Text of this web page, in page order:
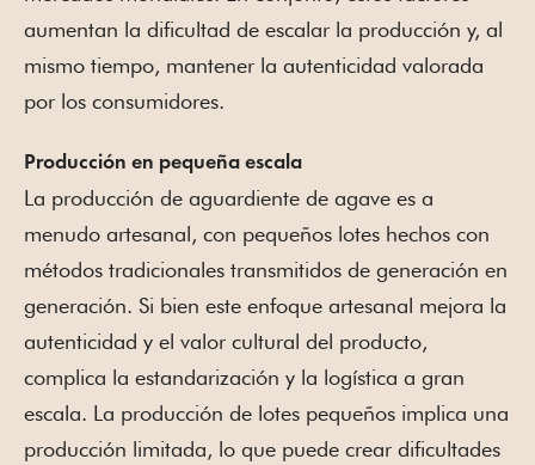
aumentan la dificultad de escalar la producción y, al
mismo tiempo, mantener la autenticidad valorada
por los consumidores.
Producción en pequeña escala
La producción de aguardiente de agave es a
menudo artesanal, con pequeños lotes hechos con
métodos tradicionales transmitidos de generación en
generación. Si bien este enfoque artesanal mejora la
autenticidad y el valor cultural del producto,
complica la estandarización y la logística a gran
escala. La producción de lotes pequeños implica una
producción limitada, lo que puede crear dificultades